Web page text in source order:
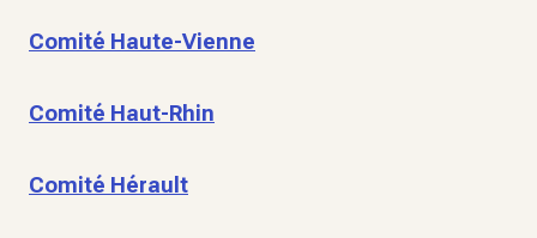
Comité Haute-Vienne
Comité Haut-Rhin
Comité Hérault